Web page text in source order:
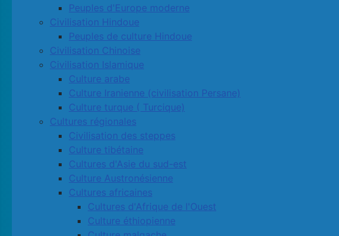
Peuples d'Europe moderne
Civilisation Hindoue
Peuples de culture Hindoue
Civilisation Chinoise
Civilisation Islamique
Culture arabe
Culture Iranienne (civilisation Persane)
Culture turque ( Turcique)
Cultures régionales
Civilisation des steppes
Culture tibétaine
Cultures d'Asie du sud-est
Culture Austronésienne
Cultures africaines
Cultures d'Afrique de l'Ouest
Culture éthiopienne